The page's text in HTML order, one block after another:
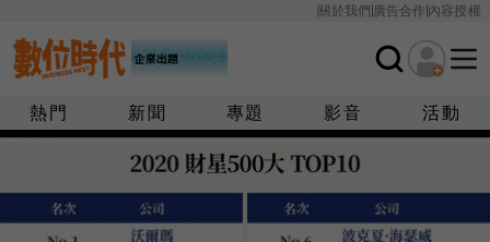
關於我們廣告合作內容授權
熱門 新聞 專題 影音 活動